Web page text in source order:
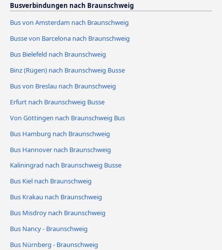
Busverbindungen nach Braunschweig
Bus von Amsterdam nach Braunschweig
Busse von Barcelona nach Braunschweig
Bus Bielefeld nach Braunschweig
Binz (Rügen) nach Braunschweig Busse
Bus von Breslau nach Braunschweig
Erfurt nach Braunschweig Busse
Von Göttingen nach Braunschweig Bus
Bus Hamburg nach Braunschweig
Bus Hannover nach Braunschweig
Kaliningrad nach Braunschweig Busse
Bus Kiel nach Braunschweig
Bus Krakau nach Braunschweig
Bus Misdroy nach Braunschweig
Bus Nancy - Braunschweig
Bus Nürnberg - Braunschweig